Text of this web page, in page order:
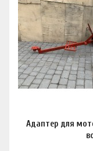
Адаптер для